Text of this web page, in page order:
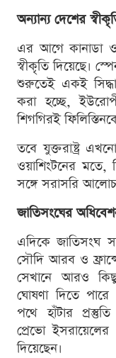
অন্যান্য দেশের
এর আগে কানাডা ও
স্বীকৃতি দিয়েছে।
শুরুতেই একই
করা হচ্ছে,
শিগগিরই
তবে যুক্তরাষ্ট্র
ওয়াশিংটনের মতে,
সঙ্গে সরাসরি
জাতিসংঘের
এদিকে জাতিসংঘ
সৌদি আরব ও
সেখানে আরও কিছু
ঘোষণা দিতে
পথে হাঁটার প্রস্তুতি
প্রেভো ইসরায়েলের
দিয়েছেন।